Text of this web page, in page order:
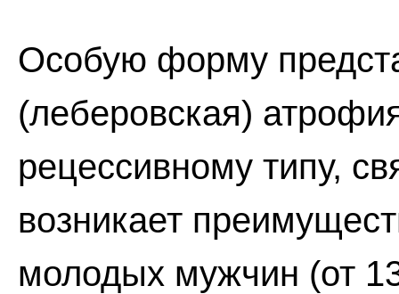
Особую форму
(леберовская)
рецессивному типу,
возникает
молодых мужчин (от